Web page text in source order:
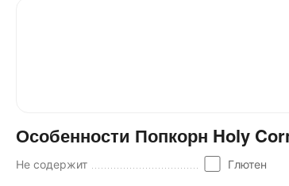
Особенности Попкорн Holy
Не содержит Глютен